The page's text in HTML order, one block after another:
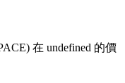
在 undefined 的價